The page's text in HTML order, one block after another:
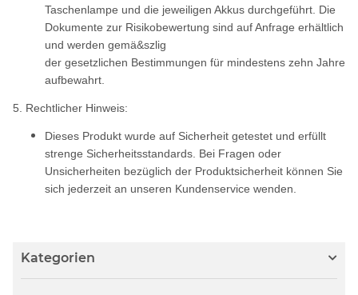
Taschenlampe und die jeweiligen Akkus durchgeführt. Die
Dokumente zur Risikobewertung sind auf Anfrage erhältlich
und werden gemä&szlig
der gesetzlichen Bestimmungen für mindestens zehn Jahre
aufbewahrt.
5. Rechtlicher Hinweis:
Dieses Produkt wurde auf Sicherheit getestet und erfüllt
strenge Sicherheitsstandards. Bei Fragen oder
Unsicherheiten bezüglich der Produktsicherheit können Sie
sich jederzeit an unseren Kundenservice wenden.
Kategorien